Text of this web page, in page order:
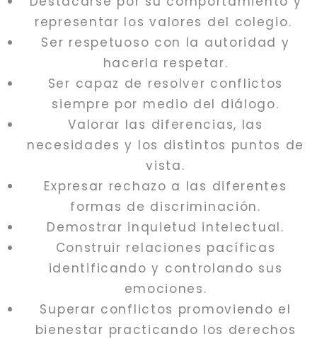
representar los valores del colegio.
Ser respetuoso con la autoridad y
hacerla respetar.
Ser capaz de resolver conflictos
siempre por medio del diálogo.
Valorar las diferencias, las
necesidades y los distintos puntos de
vista.
Expresar rechazo a las diferentes
formas de discriminación.
Demostrar inquietud intelectual.
Construir relaciones pacíficas
identificando y controlando sus
emociones.
Superar conflictos promoviendo el
bienestar practicando los derechos